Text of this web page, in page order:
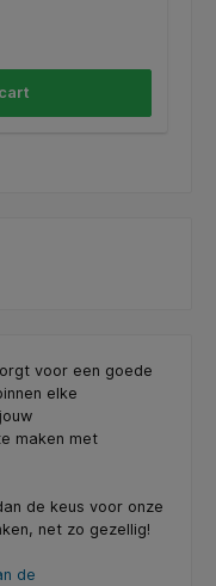
voor een goede
elke
maken met
de keus voor onze
net zo gezellig!
de